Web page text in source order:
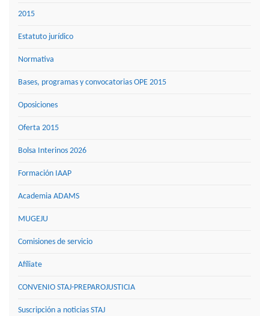
2015
Estatuto jurídico
Normativa
Bases, programas y convocatorias OPE 2015
Oposiciones
Oferta 2015
Bolsa Interinos 2026
Formación IAAP
Academia ADAMS
MUGEJU
Comisiones de servicio
Afíliate
CONVENIO STAJ-PREPAROJUSTICIA
Suscripción a noticias STAJ